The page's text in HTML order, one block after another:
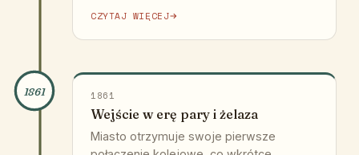
CZYTAJ WIĘCEJ
1861 1861
Wejście w erę pary i żelaza
Miasto otrzymuje swoje pierwsze